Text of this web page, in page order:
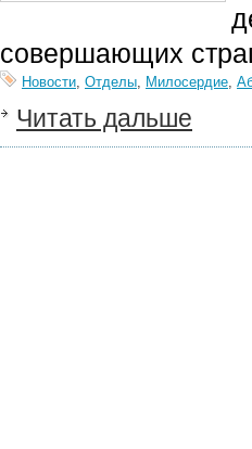
совершающих
Новости, Отделы, Милосердие,
Читать дальше